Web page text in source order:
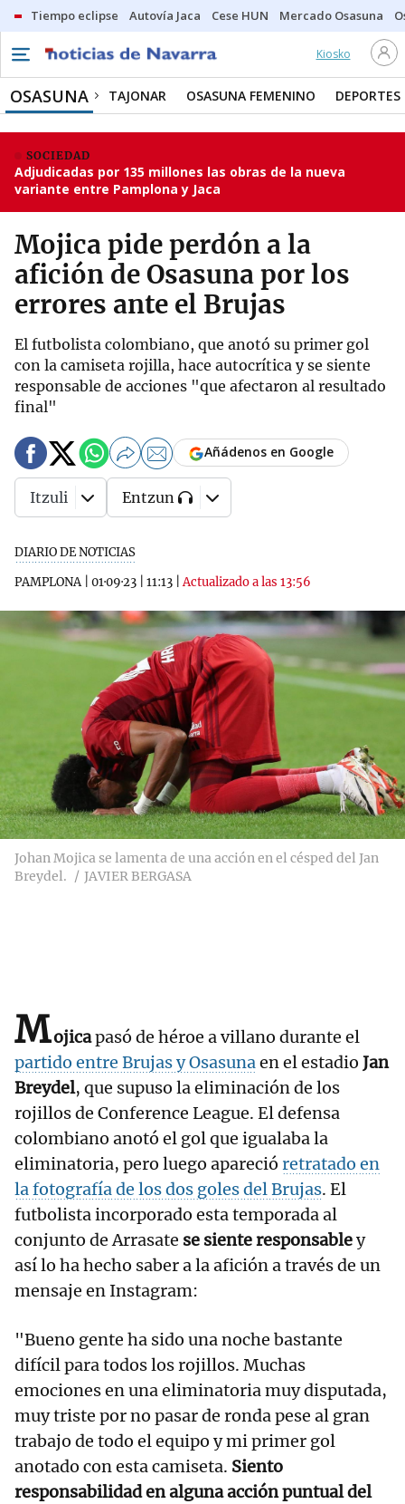
Tiempo eclipse Autovía Jaca Cese HUN Mercado Osasuna
Kiosko
OSASUNA TAJONAR OSASUNA FEMENINO DEPORTES
SOCIEDAD
Adjudicadas por 135 millones las obras de la nueva
variante entre Pamplona y Jaca
Mojica pide perdón a la
afición de Osasuna por los
errores ante el Brujas
El futbolista colombiano, que anotó su primer gol
con la camiseta rojilla, hace autocrítica y se siente
responsable de acciones "que afectaron al resultado
final"
DIARIO DE NOTICIAS
PAMPLONA| 01·09·23 11:13 |Actualizado a las 13:56
Añádenos en Google
Itzuli Entzun
Johan Mojica se lamenta de una acción en el césped del Jan
Breydel.
JAVIER BERGASA
Mojicapasó de héroe a villano durante el
partido entre Brujas y Osasunaen el estadio Jan
Breydel, que supuso la eliminación de los
rojillos de Conference League. El defensa
colombiano anotó el gol que igualaba la
eliminatoria, pero luego apareció retratado en
la fotografía de los dos goles del Brujas. El
futbolista incorporado esta temporada al
conjunto de Arrasate se siente responsabley
así lo ha hecho saber a la afición a través de un
mensaje en Instagram:
"Bueno gente ha sido una noche bastante
difícil para todos los rojillos. Muchas
emociones en una eliminatoria muy disputada,
muy triste por no pasar de ronda pese al gran
trabajo de todo el equipo y mi primer gol
anotado con esta camiseta. Siento
responsabilidad en alguna acción puntual del